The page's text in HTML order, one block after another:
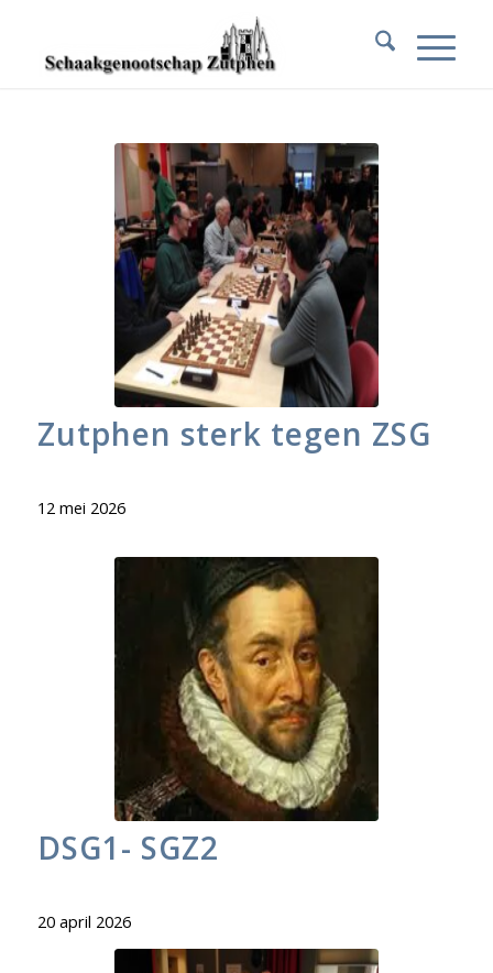
Zutphen sterk tegen ZSG
12 mei 2026
DSG1- SGZ2
20 april 2026